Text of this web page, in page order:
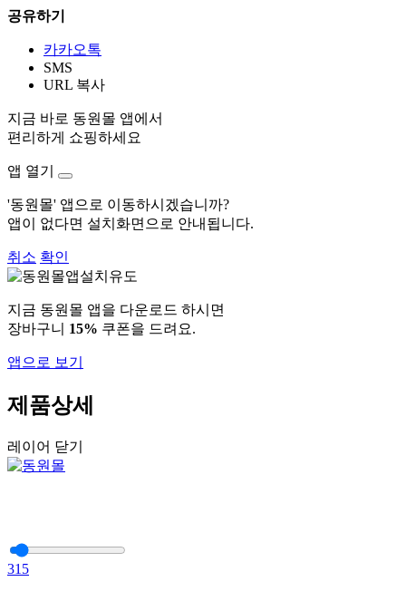
공유하기
카카오톡
SMS
URL 복사
지금 바로 동원몰 앱에서
편리하게 쇼핑하세요
앱 열기
'동원몰' 앱으로 이동하시겠습니까?
앱이 없다면 설치화면으로 안내됩니다.
취소 확인
지금 동원몰 앱을 다운로드 하시면
장바구니 15% 쿠폰을 드려요.
앱으로 보기
제품상세
레이어 닫기
315